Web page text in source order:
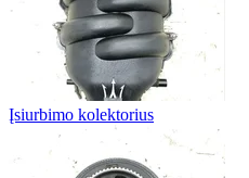
Įsiurbimo kolektorius